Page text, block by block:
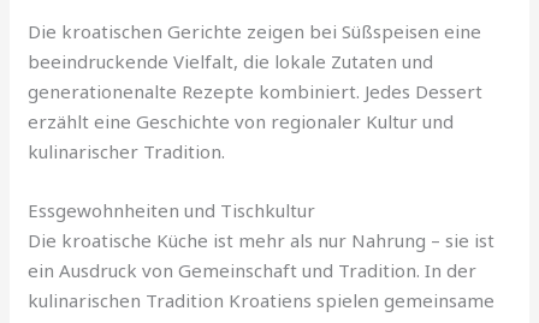
Die kroatischen Gerichte zeigen bei Süßspeisen eine
beeindruckende Vielfalt, die lokale Zutaten und
generationenalte Rezepte kombiniert. Jedes Dessert
erzählt eine Geschichte von regionaler Kultur und
kulinarischer Tradition.
Essgewohnheiten und Tischkultur
Die kroatische Küche ist mehr als nur Nahrung – sie ist
ein Ausdruck von Gemeinschaft und Tradition. In der
kulinarischen Tradition Kroatiens spielen gemeinsame